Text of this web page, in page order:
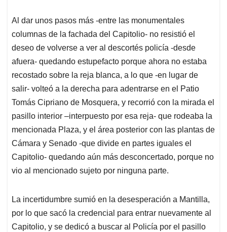
Al dar unos pasos más -entre las monumentales
columnas de la fachada del Capitolio- no resistió el
deseo de volverse a ver al descortés policía -desde
afuera- quedando estupefacto porque ahora no estaba
recostado sobre la reja blanca, a lo que -en lugar de
salir- volteó a la derecha para adentrarse en el Patio
Tomás Cipriano de Mosquera, y recorrió con la mirada el
pasillo interior –interpuesto por esa reja- que rodeaba la
mencionada Plaza, y el área posterior con las plantas de
Cámara y Senado -que divide en partes iguales el
Capitolio- quedando aún más desconcertado, porque no
vio al mencionado sujeto por ninguna parte.
La incertidumbre sumió en la desesperación a Mantilla,
por lo que sacó la credencial para entrar nuevamente al
Capitolio, y se dedicó a buscar al Policía por el pasillo